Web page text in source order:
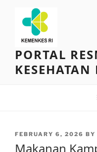
content
PORTAL
KESEHATAN
POSTED
FEBRUARY 6, 2026 BY
Makanan